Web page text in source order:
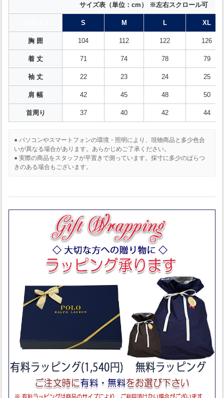
サイズ表（単位：cm） ※左右スクロール可
S M L XL
胸 囲 104 112 122 126
着 丈 71 74 78 79
袖 丈 22 23 24 25
肩 幅 42 45 48 50
首周り 37 40 42 44
● パソコンやスマートフォンの環境・照明により、現物商品と多少色合
いが異なる場合があります。あらかじめご了承ください。
● 実際の商品をスタッフが平置きで測っています。採寸に多少のばらつ
きのある場合もございます。